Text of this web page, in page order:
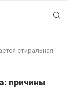
стиральная
причины